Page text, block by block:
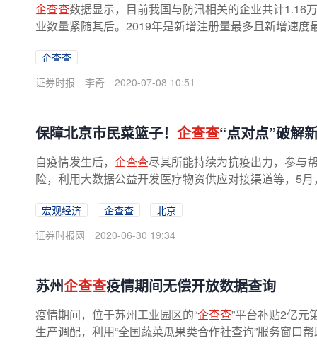
企查查数据显示，目前我国与防汛相关的企业共计1.16
业数量紧随其后。2019年是新增注册量最多且新增速
企查查
证券时报
李奇 2020-07-08 10:51
保障北京市民菜篮子！ 企查查“点对点”破解
自疫情发生后， 企查查尽其所能持续为抗疫出力，参与
险，利用大数据公益开发医疗物资供应对接渠道等，5
宏观经济 企查查
北京
证券时报网
2020-06-30 19:34
苏州企查查疫情期间无偿开放数据查询
疫情期间，位于苏州工业园区的“企查查”平台补贴2亿元
生产调配，利用“全国蔬菜瓜果类合作社查询”服务窗口